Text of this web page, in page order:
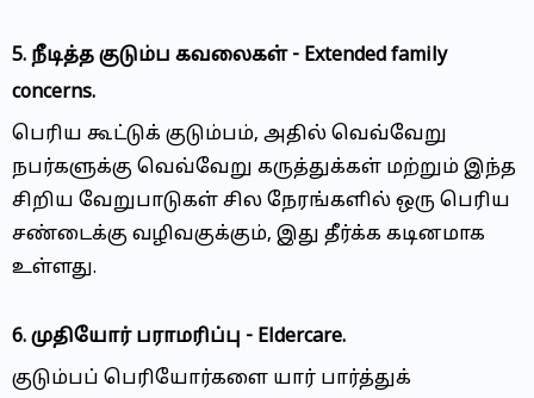
5. நீடித்த குடும்ப கவலைகள் - Extended family
concerns.
பெரிய கூட்டுக் குடும்பம், அதில் வெவ்வேறு
நபர்களுக்கு வெவ்வேறு கருத்துக்கள் மற்றும் இந்த
சிறிய வேறுபாடுகள் சில நேரங்களில் ஒரு பெரிய
சண்டைக்கு வழிவகுக்கும், இது தீர்க்க கடினமாக
உள்ளது.
6. முதியோர் பராமரிப்பு - Eldercare.
குடும்பப் பெரியோர்களை யார் பார்த்துக்